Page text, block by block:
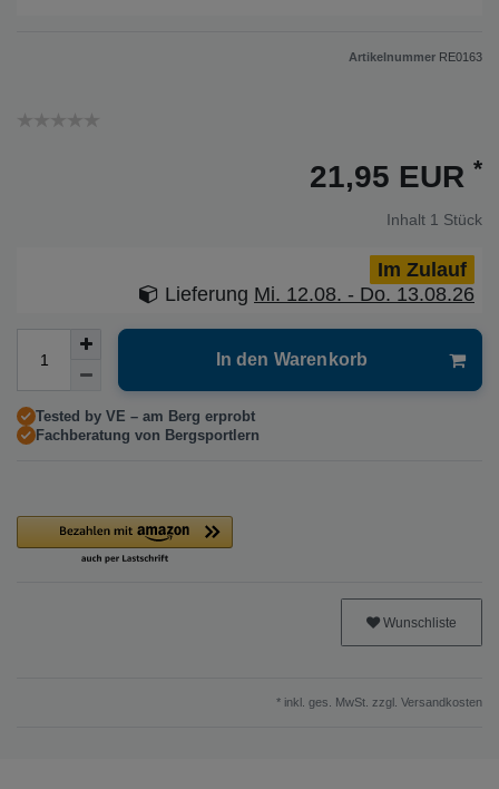
Artikelnummer RE0163
21,95 EUR *
Inhalt 1 Stück
Im Zulauf
Lieferung Mi. 12.08. - Do. 13.08.26
In den Warenkorb
Tested by VE – am Berg erprobt
Fachberatung von Bergsportlern
Wunschliste
* inkl. ges. MwSt. zzgl. Versandkosten